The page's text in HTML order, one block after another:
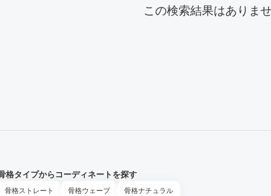
この検索結果はありま
格タイプからコーディネートを探す
骨格ストレート 骨格ウェーブ 骨格ナチュラル